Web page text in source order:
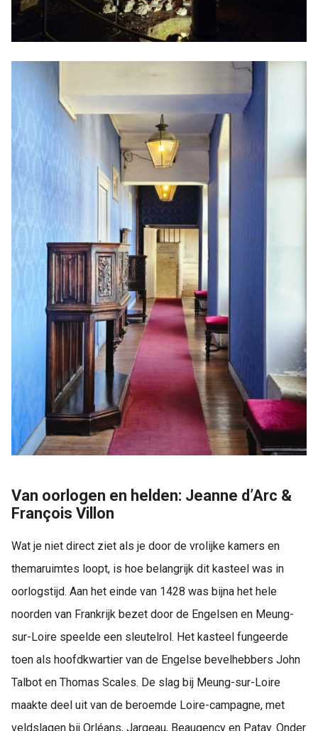
Van oorlogen en helden: Jeanne d’Arc &
François Villon
Wat je niet direct ziet als je door de vrolijke kamers en
themaruimtes loopt, is hoe belangrijk dit kasteel was in
oorlogstijd. Aan het einde van 1428 was bijna het hele
noorden van Frankrijk bezet door de Engelsen en Meung-
sur-Loire speelde een sleutelrol. Het kasteel fungeerde
toen als hoofdkwartier van de Engelse bevelhebbers John
Talbot en Thomas Scales. De slag bij Meung-sur-Loire
maakte deel uit van de beroemde Loire-campagne, met
veldslagen bij Orléans, Jargeau, Beaugency en Patay. Onder